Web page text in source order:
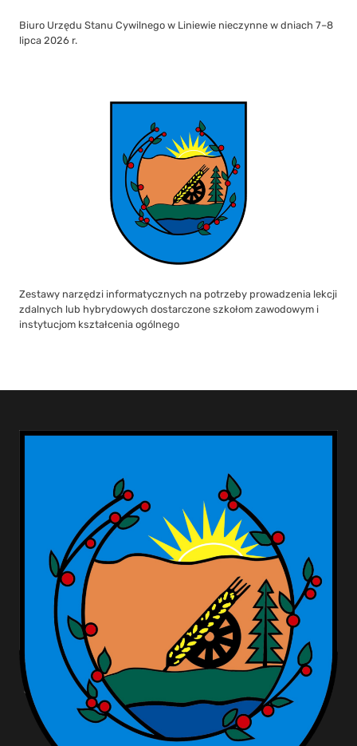
Biuro Urzędu Stanu Cywilnego w Liniewie nieczynne w dniach 7–8
lipca 2026 r.
Zestawy narzędzi informatycznych na potrzeby prowadzenia lekcji
zdalnych lub hybrydowych dostarczone szkołom zawodowym i
instytucjom kształcenia ogólnego